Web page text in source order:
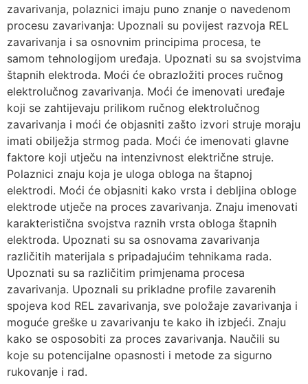
zavarivanja, polaznici imaju puno znanje o navedenom
procesu zavarivanja: Upoznali su povijest razvoja REL
zavarivanja i sa osnovnim principima procesa, te
samom tehnologijom uređaja. Upoznati su sa svojstvima
štapnih elektroda. Moći će obrazložiti proces ručnog
elektrolučnog zavarivanja. Moći će imenovati uređaje
koji se zahtijevaju prilikom ručnog elektrolučnog
zavarivanja i moći će objasniti zašto izvori struje moraju
imati obilježja strmog pada. Moći će imenovati glavne
faktore koji utječu na intenzivnost električne struje.
Polaznici znaju koja je uloga obloga na štapnoj
elektrodi. Moći će objasniti kako vrsta i debljina obloge
elektrode utječe na proces zavarivanja. Znaju imenovati
karakteristična svojstva raznih vrsta obloga štapnih
elektroda. Upoznati su sa osnovama zavarivanja
različitih materijala s pripadajućim tehnikama rada.
Upoznati su sa različitim primjenama procesa
zavarivanja. Upoznali su prikladne profile zavarenih
spojeva kod REL zavarivanja, sve položaje zavarivanja i
moguće greške u zavarivanju te kako ih izbjeći. Znaju
kako se osposobiti za proces zavarivanja. Naučili su
koje su potencijalne opasnosti i metode za sigurno
rukovanje i rad.